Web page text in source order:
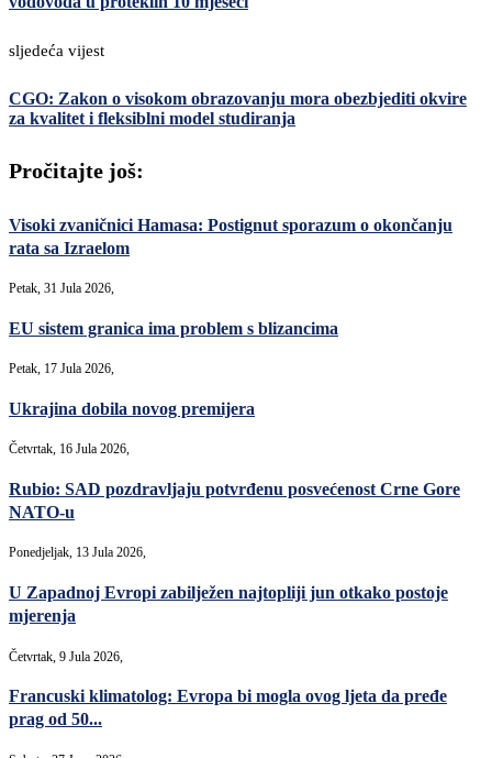
sljedeća vijest
CGO: Zakon o visokom obrazovanju mora obezbjediti okvire
za kvalitet i fleksiblni model studiranja
Pročitajte još:
Visoki zvaničnici Hamasa: Postignut sporazum o okončanju
rata sa Izraelom
Petak, 31 Jula 2026,
EU sistem granica ima problem s blizancima
Petak, 17 Jula 2026,
Ukrajina dobila novog premijera
Četvrtak, 16 Jula 2026,
Rubio: SAD pozdravljaju potvrđenu posvećenost Crne Gore
NATO-u
Ponedjeljak, 13 Jula 2026,
U Zapadnoj Evropi zabilježen najtopliji jun otkako postoje
mjerenja
Četvrtak, 9 Jula 2026,
Francuski klimatolog: Evropa bi mogla ovog ljeta da pređe
prag od 50...